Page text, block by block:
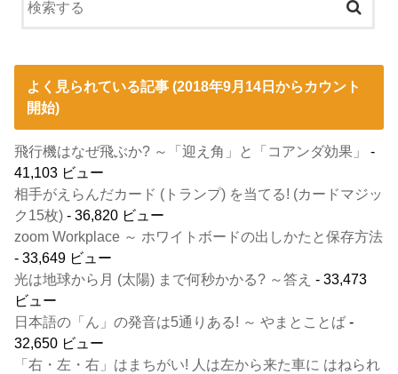
よく見られている記事 (2018年9月14日からカウント
開始)
飛行機はなぜ飛ぶか? ～「迎え角」と「コアンダ効果」
-
41,103 ビュー
相手がえらんだカード (トランプ) を当てる! (カードマジッ
ク15枚) - 36,820 ビュー
zoom Workplace ～ ホワイトボードの出しかたと保存方法
- 33,649 ビュー
光は地球から月 (太陽) まで何秒かかる? ～答え - 33,473
ビュー
日本語の「ん」の発音は5通りある! ～ やまとことば -
32,650 ビュー
「右・左・右」はまちがい! 人は左から来た車に はねられ